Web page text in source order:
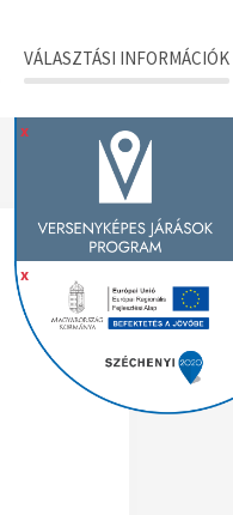
VÁLASZTÁSI INFORMÁCIÓK
x
x